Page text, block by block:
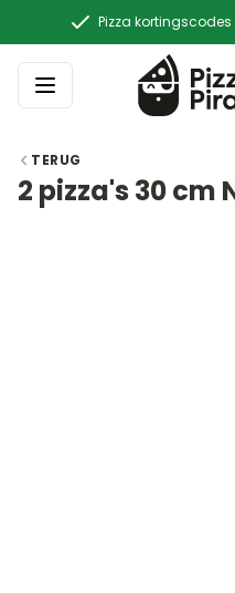
Pizza
TERUG
2 pizza's 30 cm